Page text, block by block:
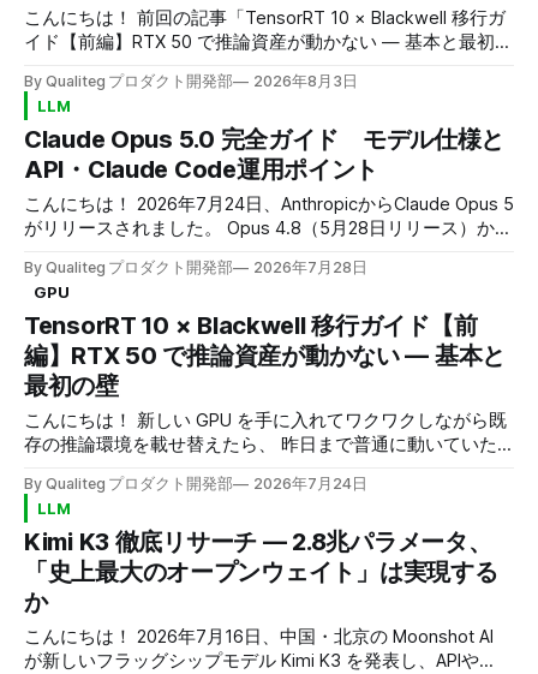
こんにちは！ 前回の記事「TensorRT 10 × Blackwell 移行ガ
イド【前編】RTX 50 で推論資産が動かない — 基本と最初の
なくなる理由と、TensorRT 10 化を最小構成で通す手順を扱
いました。前編で出てきた問題には、実はひとつ共通点があ
ります。 すべて、エラーで止まってくれたということで
す。 本当に怖いのはその先です。TensorRT への移行パイプ
出る * 出力の形も、値も、一見それらしい * なのに、中身が
間違っている という失敗の仕方が存在します。 本記事で
は、TensorRT 本体の挙動だけでなく、export 時のミス・精
度設定・エンジンの配布ミスまで含めて、エラーで停止せず
テストが通り、ベンチマークが良い数字を出し、「◯倍速
くなりました」と報告した後になって発覚するので、非常に
By Qualiteg プロダクト開発部 2026年8月3日
LLM
Claude Opus 5.0 完全ガイド モデル仕様と
API・Claude Code運用ポイント
こんにちは！ 2026年7月24日、AnthropicからClaude Opus 5
がリリースされました。 Opus 4.8（5月28日リリース）から
加速していますね。 さて、当ブログではClaude Opus 4.7 完
全ガイド、Claude Opus 4.8 完全ガイドとOpusの世代を追い
かけてきましたが、今回のOpus 5は過去2回の「4.x内のアッ
プデート」とは立て付けが根本的に違います。 何が違うの
か。まず、Opus 5は「最上位モデル」ではありません。
Anthropicのラインナップには2026年6月9日リリースの
Claude Fable 5が最上位として存在し、Opus 5はその下位、
Sonnet 5の上位という「中上位」ポジションで投入されまし
は、Fable 5の登場で終わっています。 そのうえでAnthropic
はOpus 5を「
By Qualiteg プロダクト開発部 2026年7月28日
GPU
TensorRT 10 × Blackwell 移行ガイド【前
編】RTX 50 で推論資産が動かない — 基本と
最初の壁
こんにちは！ 新しい GPU を手に入れてワクワクしながら既
存の推論環境を載せ替えたら、 昨日まで普通に動いていた
か。NVIDIA RTX 50 系、NVIDIA RTX PRO 系（Blackwell 世
代）への移行では、これがかなりの高確率で起きます。 そ
して厄介なことに、エラーで止まってくれるのは、まだ親切
なほうで、、TensorRT の世界には 「ビルドは通る、実行も
通る、速度もちゃんと出る、けれど出力だけが静かに壊れて
いる」 という、いちばん見つけにくい失敗の仕方が存在し
ます。 本記事はその全体像を扱うシリーズの前編です。 対
象環境 OS: Ubuntu 24.04 (WLS) GPU: NVIDIA RTX PRO 4000
By Qualiteg プロダクト開発部 2026年7月24日
LLM
Kimi K3 徹底リサーチ — 2.8兆パラメータ、
「史上最大のオープンウェイト」は実現する
か
こんにちは！ 2026年7月16日、中国・北京の Moonshot AI
が新しいフラッグシップモデル Kimi K3 を発表し、APIや